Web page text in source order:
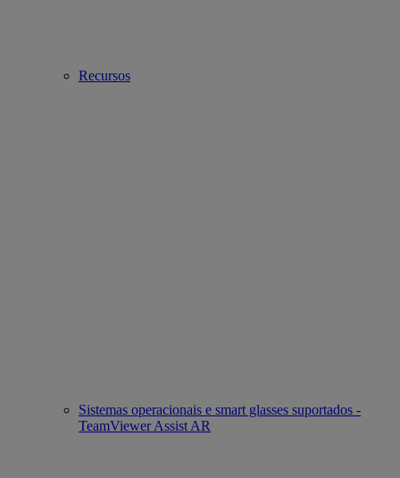
Recursos
Sistemas operacionais e smart glasses suportados -
TeamViewer Assist AR